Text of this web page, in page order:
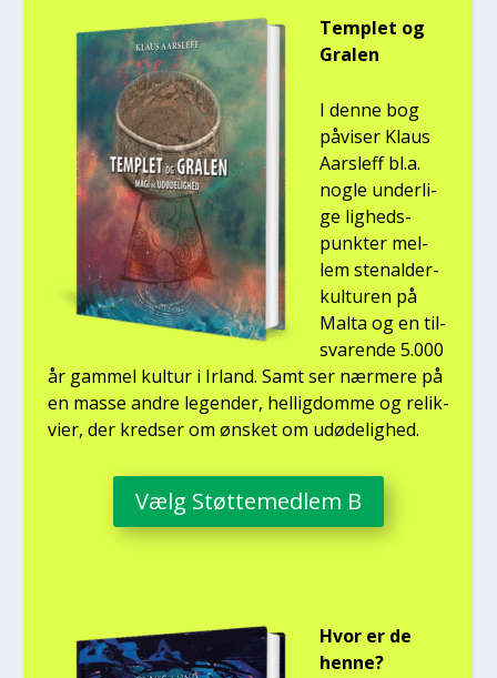
Temp­let og
Gra­len
I den­ne bog
påvi­ser Klaus
Aars­l­eff bl.a.
nog­le under­li­
ge lig­heds­
punk­ter mel­
lem ste­nal­der­
kul­tu­ren på
Mal­ta og en til­
sva­ren­de 5.000
år gam­mel kul­tur i Irland. Samt ser nær­me­re på
en mas­se andre legen­der, hel­lig­dom­me og relik­
vi­er, der kred­ser om ønsket om udø­de­lig­hed.
Vælg Støt­te­med­lem B
Hvor er de
hen­ne?